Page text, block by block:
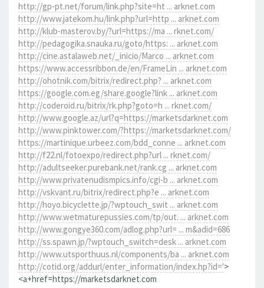
http://gp-pt.net/forum/link.php?site=ht ... arknet.com
http://www.jatekom.hu/link.php?url=http ... arknet.com
http://klub-masterov.by/?url=https://ma ... rknet.com/
http://pedagogika.snauka.ru/goto/https: ... arknet.com
http://cine.astalaweb.net/_inicio/Marco ... arknet.com
https://www.accessribbon.de/en/FrameLin ... arknet.com
http://ohotnik.com/bitrix/redirect.php? ... arknet.com
https://google.com.eg/share.google?link ... arknet.com
http://coderoid.ru/bitrix/rk.php?goto=h ... rknet.com/
http://www.google.az/url?q=https://marketsdarknet.com
http://www.pinktower.com/?https://marketsdarknet.com/
https://martinique.urbeez.com/bdd_conne ... arknet.com
http://f22.nl/fotoexpo/redirect.php?url ... rknet.com/
http://adultseeker.purebank.net/rank.cg ... arknet.com
http://www.privatenudismpics.info/cgi-b ... arknet.com
http://vskvant.ru/bitrix/redirect.php?e ... arknet.com
http://hoyo.bicyclette.jp/?wptouch_swit ... arknet.com
http://www.wetmaturepussies.com/tp/out. ... arknet.com
http://www.gongye360.com/adlog.php?url= ... m&adid=686
http://ss.spawn.jp/?wptouch_switch=desk ... arknet.com
http://www.utsporthuus.nl/components/ba ... arknet.com
http://cotid.org/addurl/enter_information/index.hp?id='>
<a+href=https://marketsdarknet.com